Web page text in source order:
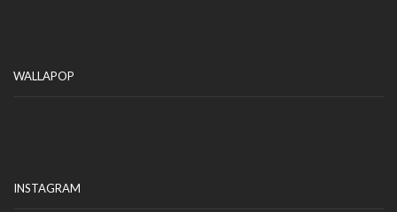
WALLAPOP
INSTAGRAM